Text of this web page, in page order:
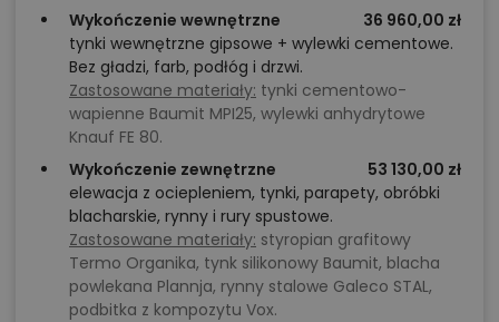
Wykończenie wewnętrzne
36 960,00 zł
tynki wewnętrzne gipsowe + wylewki cementowe.
Bez gładzi, farb, podłóg i drzwi.
Zastosowane materiały: tynki cementowo-
wapienne Baumit MPI25, wylewki anhydrytowe
Knauf FE 80.
Wykończenie zewnętrzne
53 130,00 zł
elewacja z ociepleniem, tynki, parapety, obróbki
blacharskie, rynny i rury spustowe.
Zastosowane materiały: styropian grafitowy
Termo Organika, tynk silikonowy Baumit, blacha
powlekana Plannja, rynny stalowe Galeco STAL,
podbitka z kompozytu Vox.